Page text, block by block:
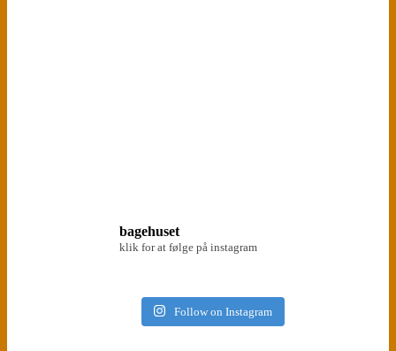
bagehuset
klik for at følge på instagram
Follow on Instagram